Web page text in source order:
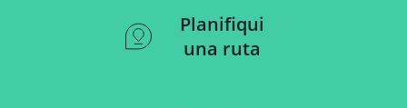
Planifiqui
una ruta